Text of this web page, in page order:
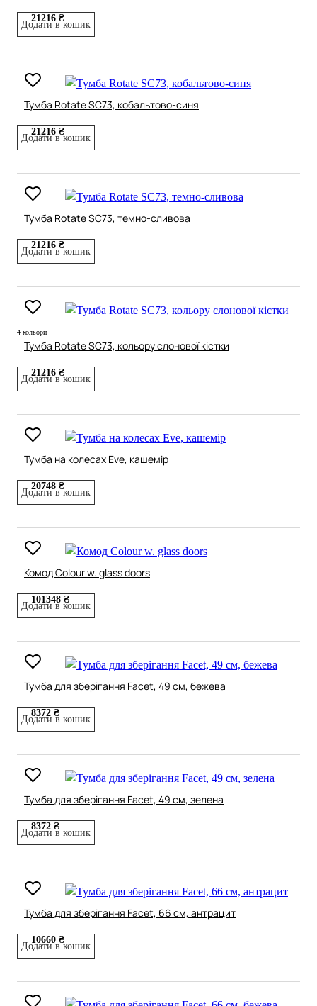
21216 ₴
Додати в кошик
Тумба Rotate SC73, кобальтово-синя
21216 ₴
Додати в кошик
Тумба Rotate SC73, темно-сливова
21216 ₴
Додати в кошик
4 кольори
Тумба Rotate SC73, кольору слонової кістки
21216 ₴
Додати в кошик
Тумба на колесах Eve, кашемір
20748 ₴
Додати в кошик
Комод Colour w. glass doors
101348 ₴
Додати в кошик
Тумба для зберігання Facet, 49 см, бежева
8372 ₴
Додати в кошик
Тумба для зберігання Facet, 49 см, зелена
8372 ₴
Додати в кошик
Тумба для зберігання Facet, 66 см, антрацит
10660 ₴
Додати в кошик